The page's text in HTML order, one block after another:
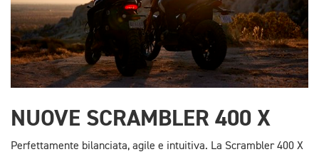
NUOVE SCRAMBLER 400 X
Perfettamente bilanciata, agile e intuitiva. La Scrambler 400 X